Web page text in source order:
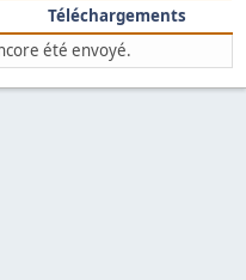
Téléchargements
été envoyé.